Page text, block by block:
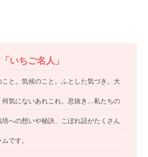
いちご名人」
と。気候のこと。ふとした気づき。大
何気にないあれこれ。息抜き…私たちの
への想いや秘訣、こぼれ話がたくさん
です。